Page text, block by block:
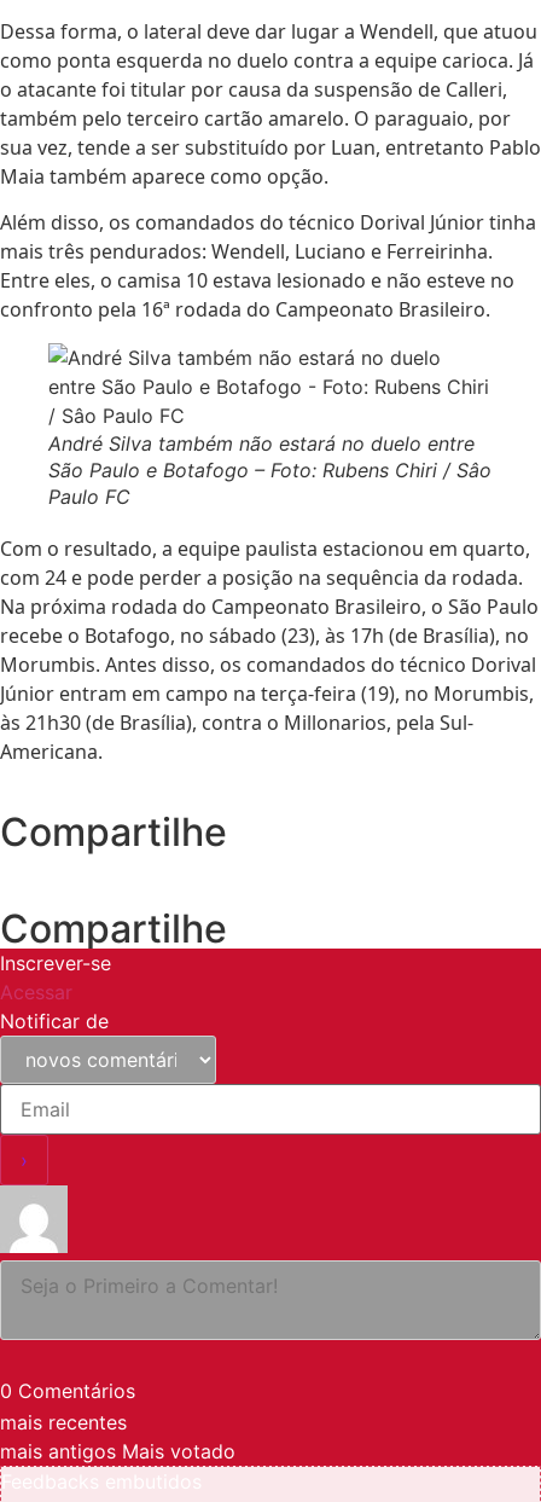
Dessa forma, o lateral deve dar lugar a Wendell, que atuou
como ponta esquerda no duelo contra a equipe carioca. Já
o atacante foi titular por causa da suspensão de Calleri,
também pelo terceiro cartão amarelo. O paraguaio, por
sua vez, tende a ser substituído por Luan, entretanto Pablo
Maia também aparece como opção.
Além disso, os comandados do técnico Dorival Júnior tinha
mais três pendurados: Wendell, Luciano e Ferreirinha.
Entre eles, o camisa 10 estava lesionado e não esteve no
confronto pela 16ª rodada do Campeonato Brasileiro.
André Silva também não estará no duelo entre
São Paulo e Botafogo – Foto: Rubens Chiri / Sâo
Paulo FC
Com o resultado, a equipe paulista estacionou em quarto,
com 24 e pode perder a posição na sequência da rodada.
Na próxima rodada do Campeonato Brasileiro, o São Paulo
recebe o Botafogo, no sábado (23), às 17h (de Brasília), no
Morumbis. Antes disso, os comandados do técnico Dorival
Júnior entram em campo na terça-feira (19), no Morumbis,
às 21h30 (de Brasília), contra o Millonarios, pela Sul-
Americana.
Compartilhe
Compartilhe
Inscrever-se
Acessar
Notificar de
0 Comentários
mais recentes
mais antigos Mais votado